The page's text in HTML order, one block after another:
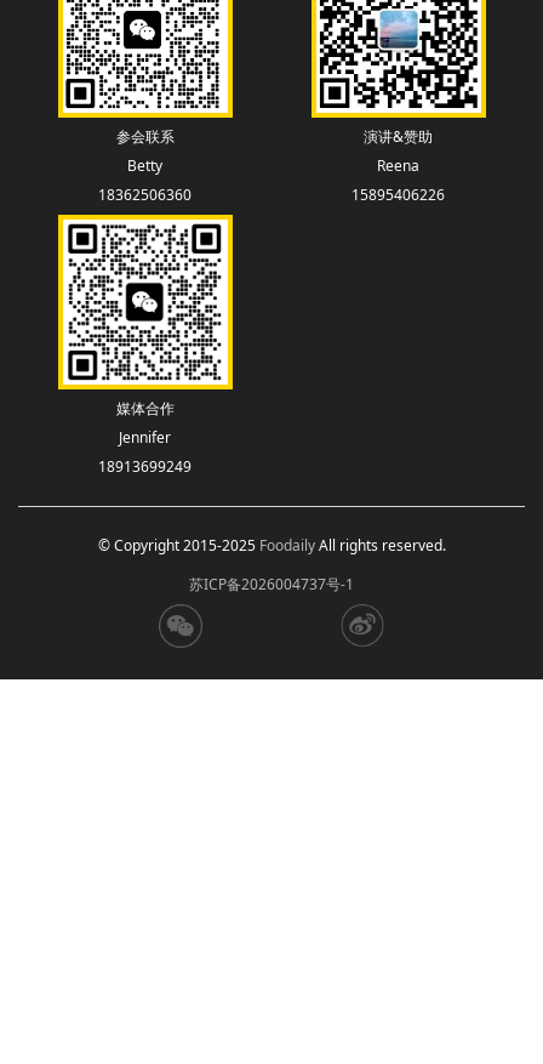
参会联系
Betty
18362506360
演讲&赞助
Reena
15895406226
媒体合作
Jennifer
18913699249
© Copyright 2015-2025 FoodailyAll rights reserved.
苏ICP备2026004737号-1